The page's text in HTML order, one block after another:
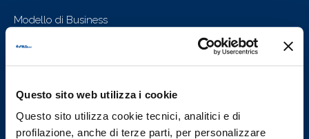
Questo sito web utilizza i cookie
Questo sito utilizza cookie tecnici, analitici e di
profilazione, anche di terze parti, per personalizzare
Modello di Business